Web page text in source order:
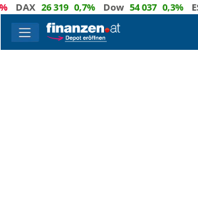
DAX 26 319 0,7% Dow 54 037 0,3%